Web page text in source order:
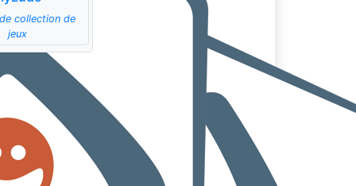
collection de
jeux